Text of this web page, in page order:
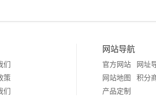
们
策
们
网站导航
官方网站
网址
网站地图
积分
产品定制